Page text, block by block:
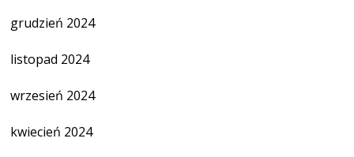
grudzień 2024
listopad 2024
wrzesień 2024
kwiecień 2024